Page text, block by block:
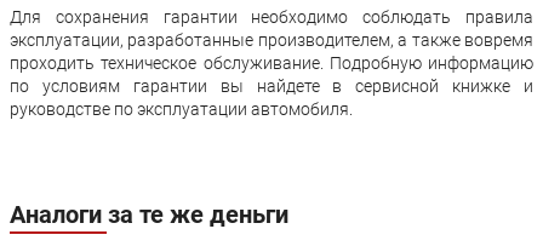
Для сохранения гарантии необходимо соблюдать правила
эксплуатации, разработанные производителем, а также вовремя
проходить техническое обслуживание. Подробную информацию
по условиям гарантии вы найдете в сервисной книжке и
руководстве по эксплуатации автомобиля.
Аналоги за те же деньги